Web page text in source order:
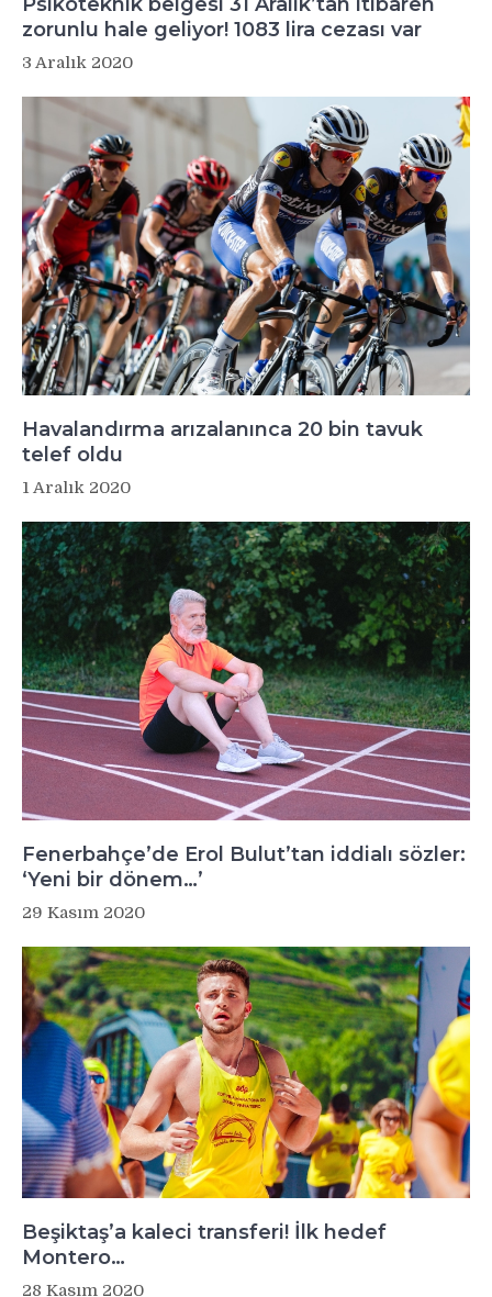
zorunlu hale geliyor! 1083 lira cezası var
3 Aralık 2020
Havalandırma arızalanınca 20 bin tavuk
telef oldu
1 Aralık 2020
Fenerbahçe’de Erol Bulut’tan iddialı sözler:
‘Yeni bir dönem…’
29 Kasım 2020
Beşiktaş’a kaleci transferi! İlk hedef
Montero…
28 Kasım 2020